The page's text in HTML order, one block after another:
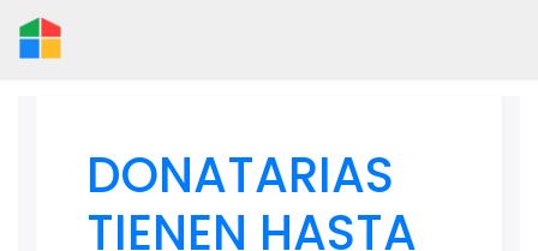
DONATARIAS
TIENEN HASTA